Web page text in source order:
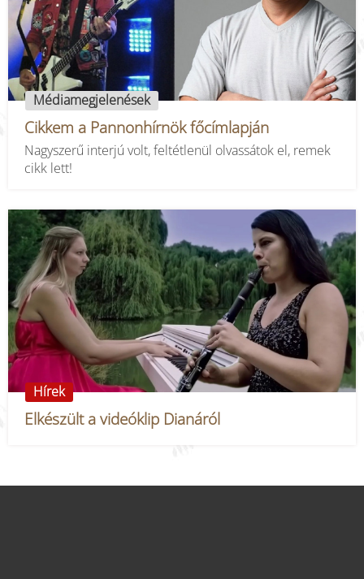
Médiamegjelenések
Cikkem a Pannonhírnök főcímlapján
Nagyszerű interjú volt, feltétlenül olvassátok el, remek
cikk lett!
Hírek
Elkészült a videóklip Dianáról